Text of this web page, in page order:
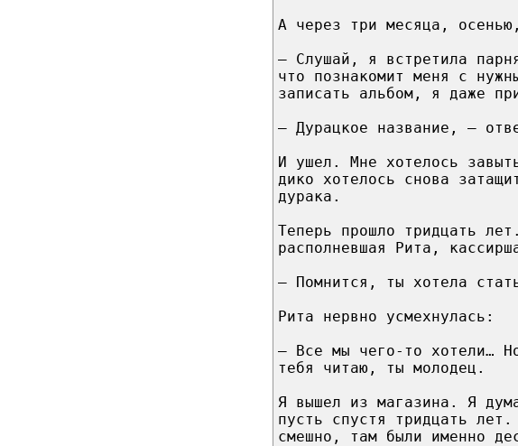
А через три месяца,
– Слушай, я встретила
что познакомит меня с
записать альбом, я даже
– Дурацкое название, –
И ушел. Мне хотелось
дико хотелось снова
дурака.
Теперь прошло тридцать
располневшая Рита,
– Помнится, ты хотела
Рита нервно усмехнулась:
– Все мы чего-то хотели…
тебя читаю, ты молодец.
Я вышел из магазина. Я
пусть спустя тридцать
смешно, там были именно